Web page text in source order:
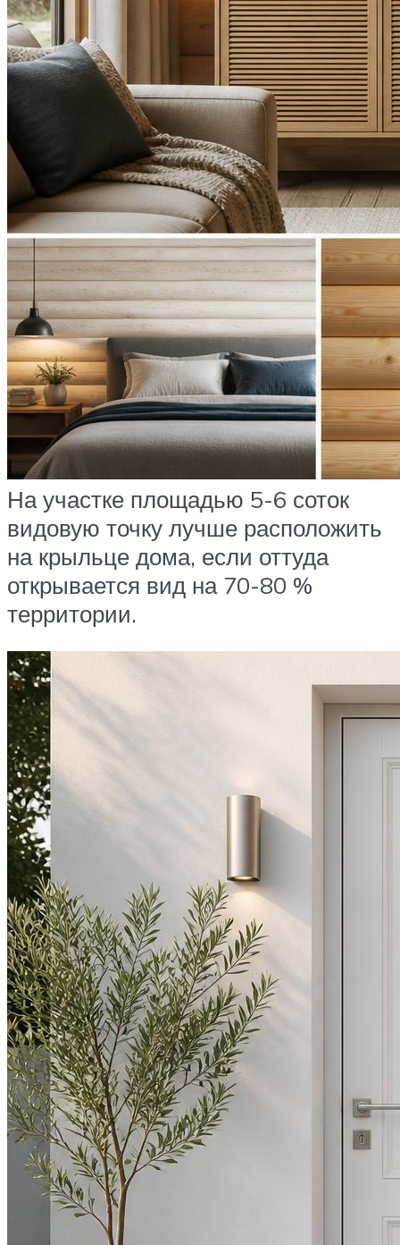
На участке площадью 5-6 соток
видовую точку лучше расположить
на крыльце дома, если оттуда
открывается вид на 70-80 %
территории.